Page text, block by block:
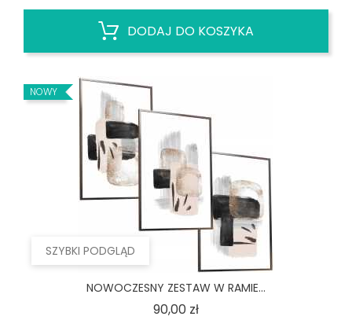
DODAJ DO KOSZYKA
SZYBKI PODGLĄD
NOWY
NOWOCZESNY ZESTAW W RAMIE...
90,00 złCena